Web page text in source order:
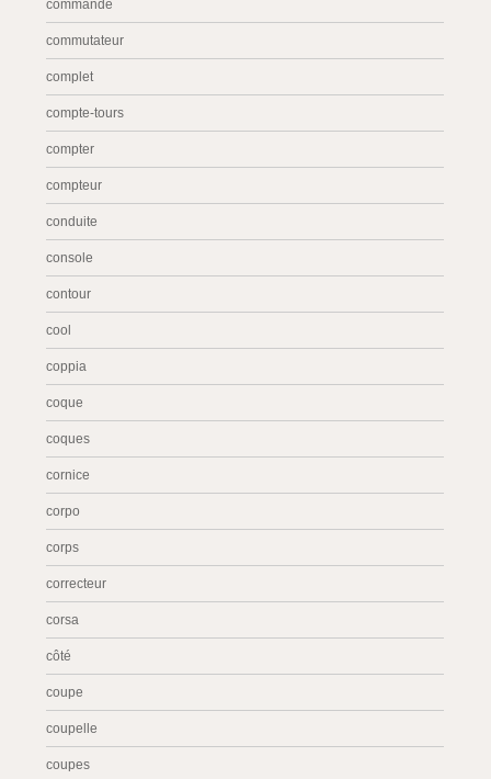
commande
commutateur
complet
compte-tours
compter
compteur
conduite
console
contour
cool
coppia
coque
coques
cornice
corpo
corps
correcteur
corsa
côté
coupe
coupelle
coupes